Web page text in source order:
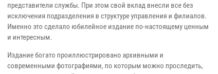
представители службы. При этом свой вклад внесли все без
исключения подразделения в структуре управления и филиалов.
Именно это сделало юбилейное издание по-настоящему ценным
и интересным.
Издание богато проиллюстрировано архивными и
современными фотографиями, по которым можно проследить,